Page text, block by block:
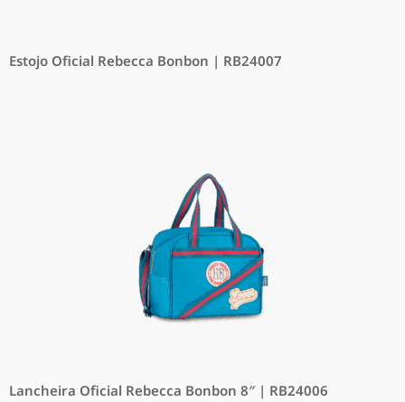
Estojo Oficial Rebecca Bonbon | RB24007
Lancheira Oficial Rebecca Bonbon 8″ | RB24006